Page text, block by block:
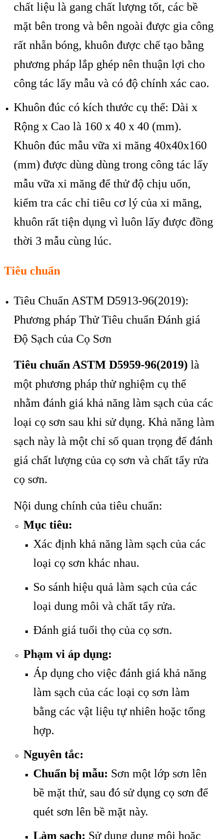
chất liệu là gang chất lượng tốt, các bề
mặt bên trong và bên ngoài được gia công
rất nhẵn bóng, khuôn được chế tạo bằng
phương pháp lắp ghép nên thuận lợi cho
công tác lấy mẫu và có độ chính xác cao.
Khuôn đúc có kích thước cụ thể: Dài x
Rộng x Cao là 160 x 40 x 40 (mm).
Khuôn đúc mẫu vữa xi măng 40x40x160
(mm) được dùng dùng trong công tác lấy
mẫu vữa xi măng để thử độ chịu uốn,
kiểm tra các chỉ tiêu cơ lý của xi măng,
khuôn rất tiện dụng vì luôn lấy được đồng
thời 3 mẫu cùng lúc.
Tiêu chuẩn
Tiêu Chuẩn ASTM D5913-96(2019):
Phương pháp Thử Tiêu chuẩn Đánh giá
Độ Sạch của Cọ Sơn
Tiêu chuẩn ASTM D5959-96(2019) là
một phương pháp thử nghiệm cụ thể
nhằm đánh giá khả năng làm sạch của các
loại cọ sơn sau khi sử dụng. Khả năng làm
sạch này là một chỉ số quan trọng để đánh
giá chất lượng của cọ sơn và chất tẩy rửa
cọ sơn.
Nội dung chính của tiêu chuẩn:
Mục tiêu:
Xác định khả năng làm sạch của các
loại cọ sơn khác nhau.
So sánh hiệu quả làm sạch của các
loại dung môi và chất tẩy rửa.
Đánh giá tuổi thọ của cọ sơn.
Phạm vi áp dụng:
Áp dụng cho việc đánh giá khả năng
làm sạch của các loại cọ sơn làm
bằng các vật liệu tự nhiên hoặc tổng
hợp.
Nguyên tắc:
Chuẩn bị mẫu: Sơn một lớp sơn lên
bề mặt thử, sau đó sử dụng cọ sơn để
quét sơn lên bề mặt này.
Làm sạch: Sử dụng dung môi hoặc